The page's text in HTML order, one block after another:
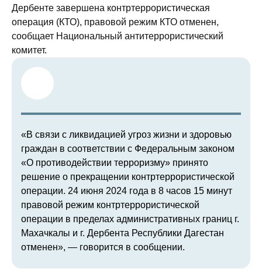
Дербенте завершена контртеррористическая
операция (КТО), правовой режим КТО отменен,
сообщает Национальный антитеррористический
комитет.
«В связи с ликвидацией угроз жизни и здоровью
граждан в соответствии с Федеральным законом
«О противодействии терроризму» принято
решение о прекращении контртеррористической
операции. 24 июня 2024 года в 8 часов 15 минут
правовой режим контртеррористической
операции в пределах административных границ г.
Махачкалы и г. Дербента Республики Дагестан
отменен», — говорится в сообщении.